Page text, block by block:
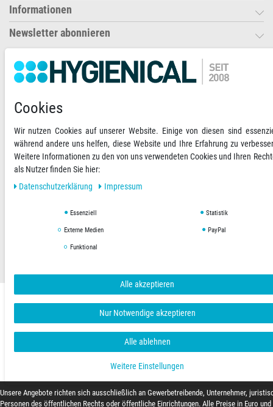
Informationen
Newsletter abonnieren
Ihre Zahlungsmöglichkeiten
Versandoptionen Social Media
AGB Datenschutzerklärung Impressum
Cookies
Wir nutzen Cookies auf unserer Website. Einige von diesen sind
während andere uns helfen, diese Website und Ihre Erfahrung zu
Weitere Informationen zu den von uns verwendeten Cookies und Ihren
als Nutzer finden Sie hier:
Daten­schutz­erklärung
Impressum
Essenziell Statistik
Externe Medien PayPal
Funktional
Alle akzeptieren
Nur Notwendige akzeptieren
Alle ablehnen
Weitere Einstellungen
Unsere Angebote richten sich ausschließlich an Gewerbetreibende, Unternehmer,
Personen des öffentlichen Rechts oder öffentliche Einrichtungen. Alle Preise in Euro und